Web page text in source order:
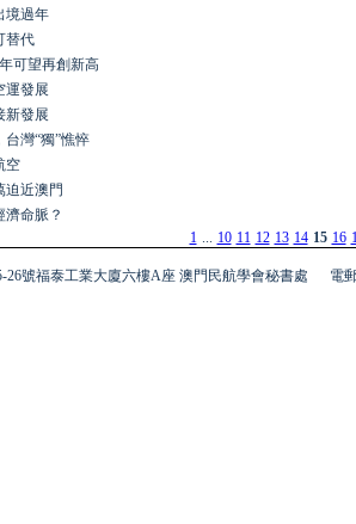
境過年
替代
可望再創新高
運發展
新發展
灣“獨”憔悴
空
迫近澳門
命脈？
1 ... 10 11 12 13 14 15 16
26號福泰工業大廈六樓A座 澳門民航學會秘書處 電